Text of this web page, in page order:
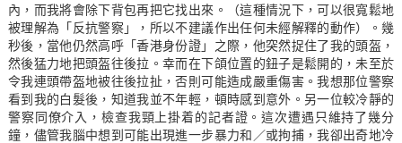
內，而我將會除下背包再把它找出來。（這種情況下，可以很寬鬆地
被理解為「反抗警察」，所以不建議作出任何未經解釋的動作）。幾
秒後，當他仍然高呼「香港身份證」之際，他突然捉住了我的頭盔，
然後猛力地把頭盔往後拉。幸而在下頜位置的鈕子是鬆開的，未至於
令我連頭帶盔地被往後拉扯，否則可能造成嚴重傷害。我想那位警察
看到我的白髮後，知道我並不年輕，頓時感到意外。另一位較冷靜的
警察同僚介入，檢查我頸上掛着的記者證。這次遭遇只維持了幾分
鐘，儘管我腦中想到可能出現進一步暴力和／或拘捕，我卻出奇地冷